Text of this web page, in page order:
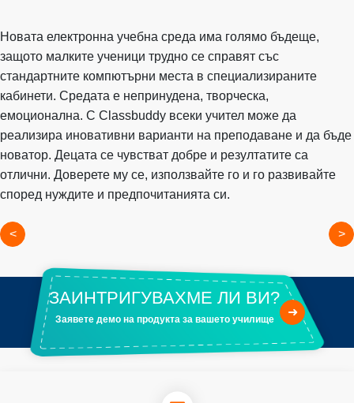
Новата електронна учебна среда има голямо бъдеще,
защото малките ученици трудно се справят със
стандартните компютърни места в специализираните
кабинети. Средата е непринудена, творческа,
емоционална. С Classbuddy всеки учител може да
реализира иновативни варианти на преподаване и да бъде
новатор. Децата се чувстват добре и резултатите са
отлични. Доверете му се, използвайте го и го развивайте
според нуждите и предпочитанията си.
< >
ЗАИНТРИГУВАХМЕ ЛИ ВИ?
Заявете демо на продукта за вашето училище
➜